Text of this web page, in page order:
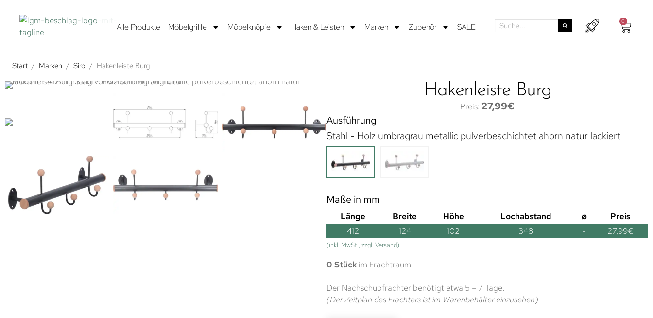
Alle Produkte Möbelgriffe Möbelknöpfe Haken & Leisten Marken Zubehör SALE
0
Start / Marken / Siro / Hakenleiste Burg
Hakenleiste Burg
27,99€
Ausführung
Stahl - Holz umbragrau metallic pulverbeschichtet ahorn natur lackiert
Maße in mm
Länge Breite Höhe Lochabstand ⌀
Preis
412
124 102 348 - 27,99€
(inkl. MwSt., zzgl. Versand)
0 Stück im Frachtraum
Der Nachschubfrachter benötigt etwa 5 – 7 Tage.
(Der Zeitplan des Frachters ist im Warenbehälter einzusehen)